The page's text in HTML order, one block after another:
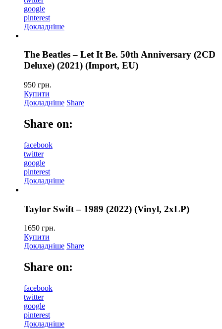
google
pinterest
Докладніше
The Beatles – Let It Be. 50th Anniversary (2CD
Deluxe) (2021) (Import, EU)
950 грн.
Купити
Докладніше Share
Share on:
facebook
twitter
google
pinterest
Докладніше
Taylor Swift – 1989 (2022) (Vinyl, 2xLP)
1650 грн.
Купити
Докладніше Share
Share on:
facebook
twitter
google
pinterest
Докладніше